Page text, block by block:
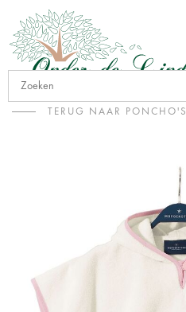
TERUG NAAR PONCHO'S